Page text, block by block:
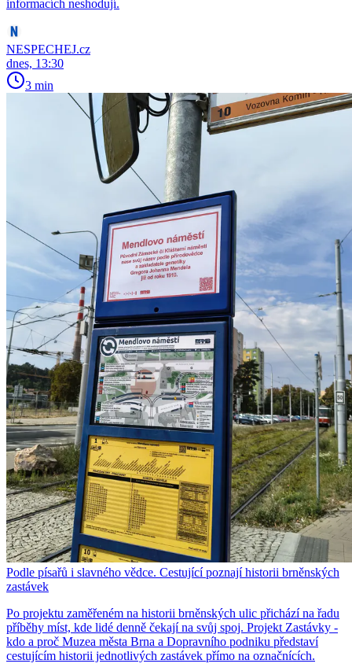
informacích neshodují.
NESPECHEJ.cz
dnes, 13:30
3 min
Podle písařů i slavného vědce. Cestující poznají historii brněnských
zastávek
Po projektu zaměřeném na historii brněnských ulic přichází na řadu
příběhy míst, kde lidé denně čekají na svůj spoj. Projekt Zastávky -
kdo a proč Muzea města Brna a Dopravního podniku představí
cestujícím historii jednotlivých zastávek přímo na označnících.